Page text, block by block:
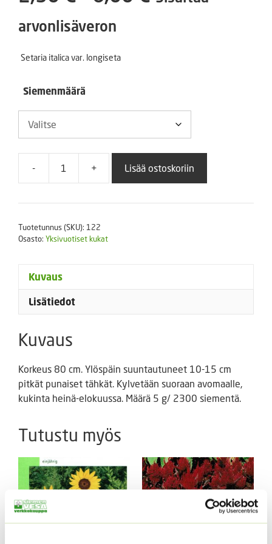
arvonlisäveron
Setaria italica var. longiseta
Siemenmäärä
-
Italianpantaheinä
Jewel
+ Lisää ostoskoriin
Tuotetunnus (SKU): 122
Osasto: Yksivuotiset kukat
Kuvaus
Lisätiedot
Kuvaus
Korkeus 80 cm. Ylöspäin suuntautuneet 10-15 cm
pitkät punaiset tähkät. Kylvetään suoraan avomaalle,
kukinta heinä-elokuussa. Määrä 5 g/ 2300 siementä.
Tutustu myös